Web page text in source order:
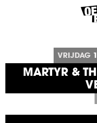
VRIJDAG 1
MARTYR &